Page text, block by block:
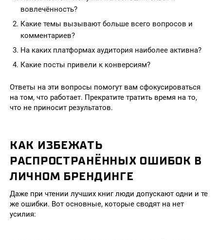
вовлечённость?
Какие темы вызывают больше всего вопросов и
комментариев?
На каких платформах аудитория наиболее активна?
Какие посты привели к конверсиям?
Ответы на эти вопросы помогут вам сфокусироваться
на том, что работает. Прекратите тратить время на то,
что не приносит результатов.
КАК ИЗБЕЖАТЬ
РАСПРОСТРАНЁННЫХ ОШИБОК В
ЛИЧНОМ БРЕНДИНГЕ
Даже при чтении лучших книг люди допускают одни и те
же ошибки. Вот основные, которые сводят на нет
усилия: